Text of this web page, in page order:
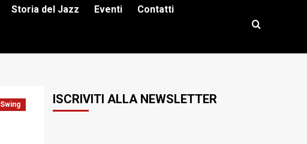
Storia del Jazz Eventi Contatti
Swing ISCRIVITI ALLA NEWSLETTER